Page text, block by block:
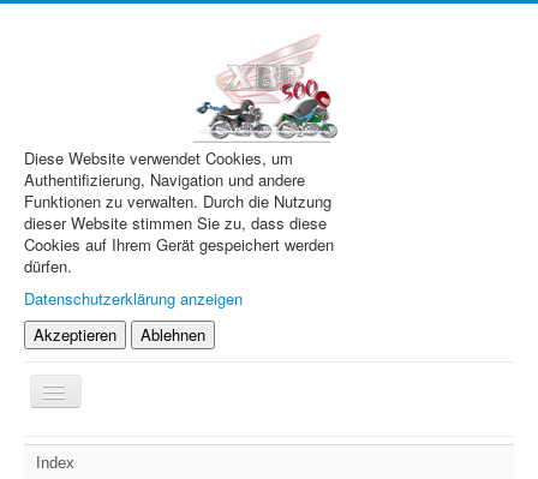
Diese Website verwendet Cookies, um
Authentifizierung, Navigation und andere
Funktionen zu verwalten. Durch die Nutzung
dieser Website stimmen Sie zu, dass diese
Cookies auf Ihrem Gerät gespeichert werden
dürfen.
Datenschutzerklärung anzeigen
Akzeptieren
Ablehnen
Navigation
an/aus
XBR.de
Index